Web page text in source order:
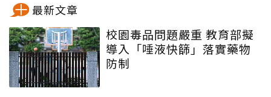
最新文章
校園毒品問題嚴重 教育部擬
導入「唾液快篩」落實藥物
防制